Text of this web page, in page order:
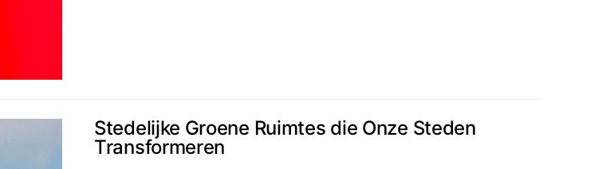
Stedelijke Groene Ruimtes die Onze Steden
Transformeren